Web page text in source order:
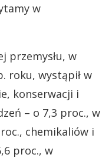
w
przemysłu, w
roku, wystąpił w
konserwacji i
– o 7,3 proc., w
chemikaliów i
proc., w